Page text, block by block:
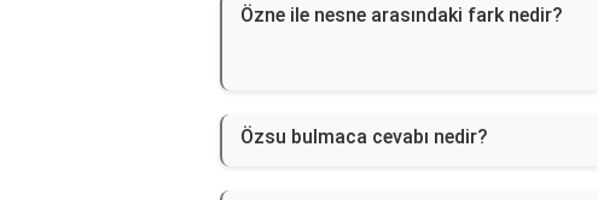
Özne ile nesne arasındaki fark nedir?
Özsu bulmaca cevabı nedir?